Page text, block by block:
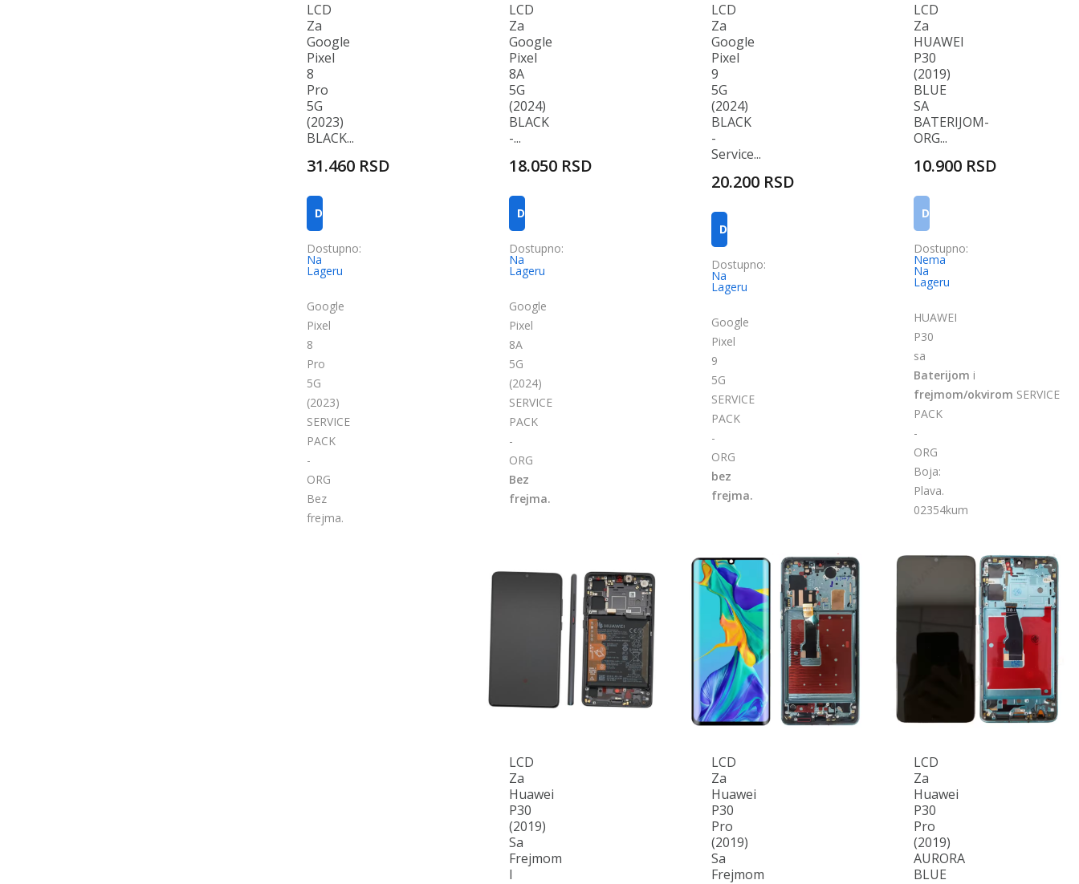
LCD
Za
Google
Pixel
8
Pro
5G
(2023)
BLACK...
31.460 RSD
DODAJ U KORPU
Dostupno:
Na
Lageru
Google
Pixel
8
Pro
5G
(2023)
SERVICE
PACK
-
ORG
Bez
frejma.
LCD
Za
Google
Pixel
8A
5G
(2024)
BLACK
-...
18.050 RSD
DODAJ U KORPU
Dostupno:
Na
Lageru
Google
Pixel
8A
5G
(2024)
SERVICE
PACK
-
ORG
Bez
frejma.
LCD
Za
Google
Pixel
9
5G
(2024)
BLACK
-
Service...
20.200 RSD
DODAJ U KORPU
Dostupno:
Na
Lageru
Google
Pixel
9
5G
SERVICE
PACK
-
ORG
bez
frejma.
LCD
Za
HUAWEI
P30
(2019)
BLUE
SA
BATERIJOM-
ORG...
10.900 RSD
DODAJ U KORPU
Dostupno:
Nema
Na
Lageru
HUAWEI
P30
sa
Baterijom i
frejmom/okvirom SERVICE
PACK
-
ORG
Boja:
Plava.
02354kum
LCD
Za
Huawei
P30
(2019)
Sa
Frejmom
I
LCD
Za
Huawei
P30
Pro
(2019)
Sa
Frejmom
LCD
Za
Huawei
P30
Pro
(2019)
AURORA
BLUE